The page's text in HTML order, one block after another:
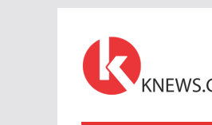
content